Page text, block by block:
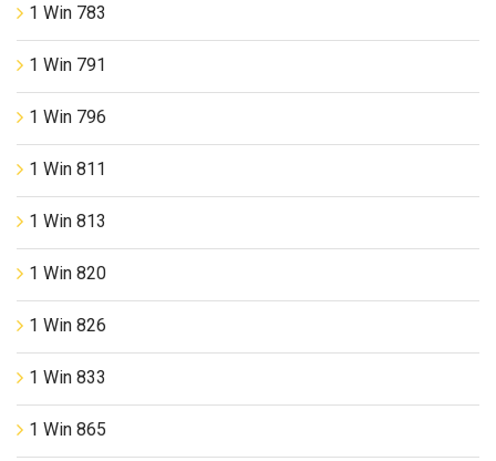
1 Win 783
1 Win 791
1 Win 796
1 Win 811
1 Win 813
1 Win 820
1 Win 826
1 Win 833
1 Win 865